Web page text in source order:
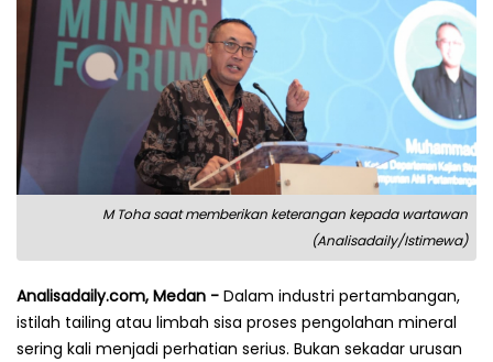
M Toha saat memberikan keterangan kepada wartawan
(Analisadaily/Istimewa)
Analisadaily.com, Medan - Dalam industri pertambangan,
istilah tailing atau limbah sisa proses pengolahan mineral
sering kali menjadi perhatian serius. Bukan sekadar urusan